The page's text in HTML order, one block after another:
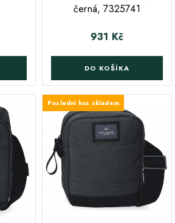
černá, 7325741
Cena
931 Kč
DO KOŠÍKA
Poslední kus skladem